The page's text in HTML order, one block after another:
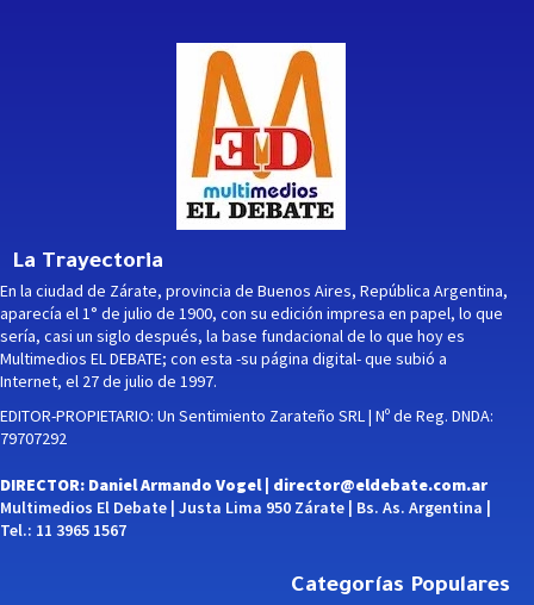
La Trayectoria
En la ciudad de Zárate, provincia de Buenos Aires, República Argentina,
aparecía el 1° de julio de 1900, con su edición impresa en papel, lo que
sería, casi un siglo después, la base fundacional de lo que hoy es
Multimedios EL DEBATE; con esta -su página digital- que subió a
Internet, el 27 de julio de 1997.
EDITOR-PROPIETARIO: Un Sentimiento Zarateño SRL | Nº de Reg. DNDA:
79707292
DIRECTOR: Daniel Armando Vogel | director@eldebate.com.ar
Multimedios El Debate | Justa Lima 950 Zárate | Bs. As. Argentina |
Tel.: 11 3965 1567
Categorías Populares